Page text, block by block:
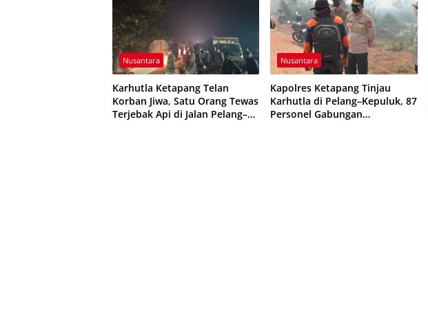
Nusantara
Karhutla Ketapang Telan
Korban Jiwa, Satu Orang Tewas
Terjebak Api di Jalan Pelang–
Nusantara
Kapolres Ketapang Tinjau
Karhutla di Pelang–Kepuluk, 87
Personel Gabungan